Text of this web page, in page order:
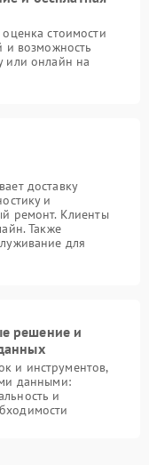
стоимости
и возможность
или онлайн на
доставку
и
ремонт. Клиенты
Также
для
решение и
и инструментов,
данными:
и